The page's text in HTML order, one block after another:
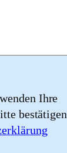
Ihre
bestätigen